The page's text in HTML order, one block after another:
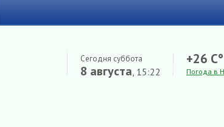
Сегодня суббота
8 августа, 15:22
+26 C°
Погода в